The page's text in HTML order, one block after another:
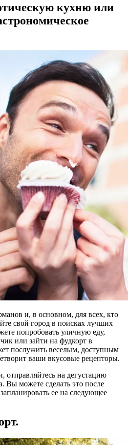
кухню или
и, в основном, для всех, кто
свой город в поисках лучших
попробовать уличную еду,
или зайти на фудкорт в
послужить веселым, доступным
ваши вкусовые рецепторы.
отправляйтесь на дегустацию
Вы можете сделать это после
ее на следующее